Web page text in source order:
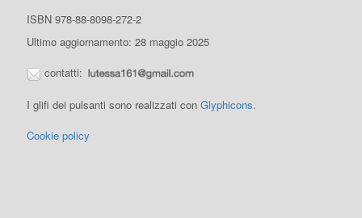
ISBN 978-88-8098-272-2
Ultimo aggiornamento: 28 maggio 2025
contatti:
I glifi dei pulsanti sono realizzati conGlyphicons.
Cookie policy